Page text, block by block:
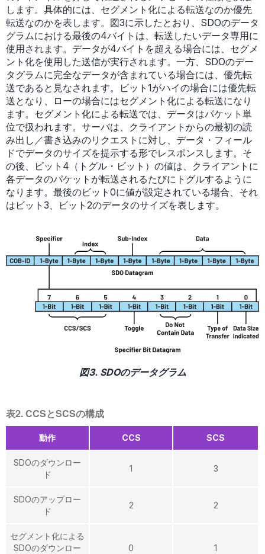
します。具体的には、セグメント化による転送なのか優先
転送なのかを表します。図3に示したとおり、SDOのデータ
グラムにおける最後の4バイトは、転送したいデータ専用に
使用されます。データが4バイトを超える場合には、セグメ
ント化を使用した送信が実行されます。一方、SDOのデー
タグラムに完全なデータが含まれている場合には、優先転
送であると見なされます。ビット1がハイの場合には優先転
送となり、ローの場合にはセグメント化による転送になり
ます。セグメント化による転送では、データはパケット単
位で扱われます。サーバは、クライアントからの最初の読
み出し／書き込みのリクエストに対し、データ・フィール
ドでデータのサイズを提示する形でレスポンスします。そ
の後、ビット4（トグル・ビット）の値は、クライアントに
各データのパケットが転送されるたびにトグルするように
なります。最後のビット0に値が設定されている場合、それ
はビット3、ビット2のデータのサイズを表します。
図3. SDOのデータグラム
表2. CCSとSCSの構成
動作 CCS SCS
SDOのダウンロー
ド
1 3
SDOのアップロー
ド
2 2
セグメント化による
SDOのダウンロー
0 1